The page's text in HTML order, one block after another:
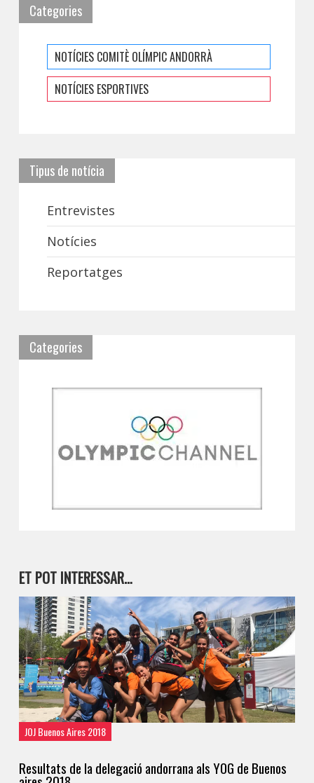
Categories
NOTÍCIES COMITÈ OLÍMPIC ANDORRÀ
NOTÍCIES ESPORTIVES
Tipus de notícia
Entrevistes
Notícies
Reportatges
Categories
ET POT INTERESSAR…
JOJ Buenos Aires 2018
Resultats de la delegació andorrana als YOG de Buenos